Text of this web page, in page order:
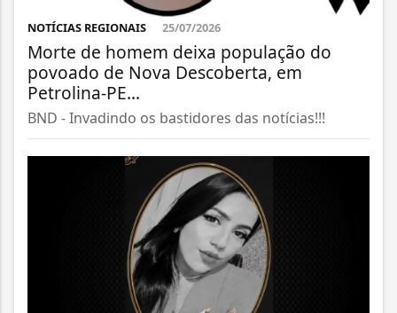
NOTÍCIAS REGIONAIS 25/07/2026
Morte de homem deixa população do
povoado de Nova Descoberta, em
Petrolina-PE...
BND - Invadindo os bastidores das notícias!!!